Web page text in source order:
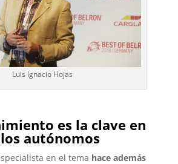
Luis Ignacio Hojas
es la clave en
autónomos
en el tema hace además